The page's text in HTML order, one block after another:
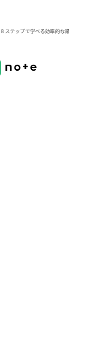
ステップで学べる効率的な議事録の書